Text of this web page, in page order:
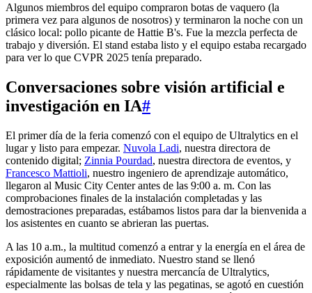
Algunos miembros del equipo compraron botas de vaquero (la
primera vez para algunos de nosotros) y terminaron la noche con un
clásico local: pollo picante de Hattie B's. Fue la mezcla perfecta de
trabajo y diversión. El stand estaba listo y el equipo estaba recargado
para ver lo que CVPR 2025 tenía preparado.
Conversaciones sobre visión artificial e
investigación en IA#
El primer día de la feria comenzó con el equipo de Ultralytics en el
lugar y listo para empezar. Nuvola Ladi, nuestra directora de
contenido digital; Zinnia Pourdad, nuestra directora de eventos, y
Francesco Mattioli, nuestro ingeniero de aprendizaje automático,
llegaron al Music City Center antes de las 9:00 a. m. Con las
comprobaciones finales de la instalación completadas y las
demostraciones preparadas, estábamos listos para dar la bienvenida a
los asistentes en cuanto se abrieran las puertas.
A las 10 a.m., la multitud comenzó a entrar y la energía en el área de
exposición aumentó de inmediato. Nuestro stand se llenó
rápidamente de visitantes y nuestra mercancía de Ultralytics,
especialmente las bolsas de tela y las pegatinas, se agotó en cuestión